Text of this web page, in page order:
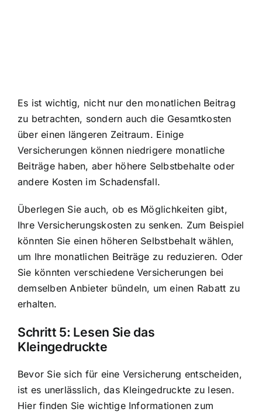
Es ist wichtig, nicht nur den monatlichen Beitrag
zu betrachten, sondern auch die Gesamtkosten
über einen längeren Zeitraum. Einige
Versicherungen können niedrigere monatliche
Beiträge haben, aber höhere Selbstbehalte oder
andere Kosten im Schadensfall.
Überlegen Sie auch, ob es Möglichkeiten gibt,
Ihre Versicherungskosten zu senken. Zum Beispiel
könnten Sie einen höheren Selbstbehalt wählen,
um Ihre monatlichen Beiträge zu reduzieren. Oder
Sie könnten verschiedene Versicherungen bei
demselben Anbieter bündeln, um einen Rabatt zu
erhalten.
Schritt 5: Lesen Sie das
Kleingedruckte
Bevor Sie sich für eine Versicherung entscheiden,
ist es unerlässlich, das Kleingedruckte zu lesen.
Hier finden Sie wichtige Informationen zum